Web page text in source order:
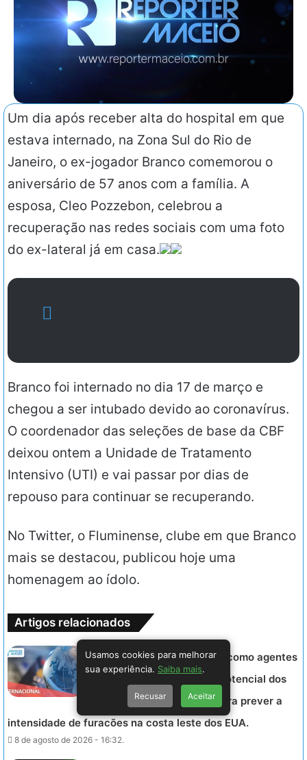
Um dia após receber alta do hospital em que
estava internado, na Zona Sul do Rio de
Janeiro, o ex-jogador Branco comemorou o
aniversário de 57 anos com a família. A
esposa, Cleo Pozzebon, celebrou a
recuperação nas redes sociais com uma foto
do ex-lateral já em casa.
Branco foi internado no dia 17 de março e
chegou a ser intubado devido ao coronavírus.
O coordenador das seleções de base da CBF
deixou ontem a Unidade de Tratamento
Intensivo (UTI) e vai passar por dias de
repouso para continuar se recuperando.
No Twitter, o Fluminense, clube em que Branco
mais se destacou, publicou hoje uma
homenagem ao ídolo.
Artigos relacionados
INTERNACIONAL – Tubarões como agentes
de pesquisa: estudo revela potencial dos
peixes na coleta de dados para prever a
intensidade de furacões na costa leste dos EUA.
8 de agosto de 2026 - 16:32.
Usamos cookies para melhorar
sua experiência. Saiba mais.
Recusar Aceitar